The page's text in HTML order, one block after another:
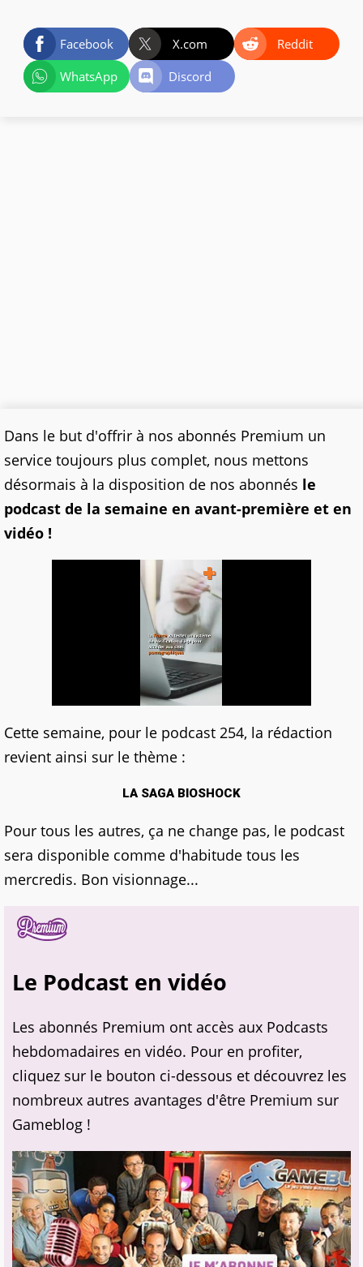
Facebook X.com
Reddit
WhatsApp
Discord
Dans le but d'offrir à nos abonnés Premium un
service toujours plus complet, nous mettons
désormais à la disposition de nos abonnés le
podcast de la semaine en avant-première et en
vidéo !
Cette semaine, pour le podcast 254, la rédaction
revient ainsi sur le thème :
LA SAGA BIOSHOCK
Pour tous les autres, ça ne change pas, le podcast
sera disponible comme d'habitude tous les
mercredis. Bon visionnage...
Le Podcast en vidéo
Les abonnés Premium ont accès aux Podcasts
hebdomadaires en vidéo. Pour en profiter,
cliquez sur le bouton ci-dessous et découvrez les
nombreux autres avantages d'être Premium sur
Gameblog !